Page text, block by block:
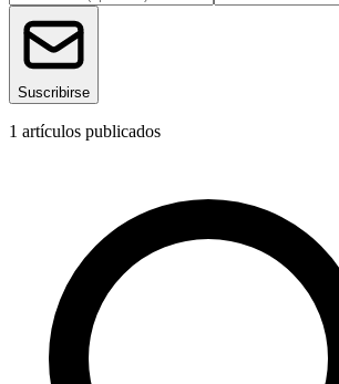
Suscribirse
1 artículos publicados